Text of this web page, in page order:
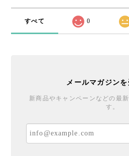
すべて 0
メールマガジン
新商品やキャンペーンなどの最
す。